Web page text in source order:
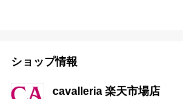
ショップ情報
cavalleria 楽天市場店